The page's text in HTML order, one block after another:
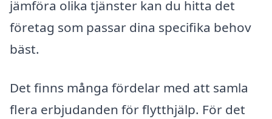
jämföra olika tjänster kan du hitta det
företag som passar dina specifika behov
bäst.
Det finns många fördelar med att samla
flera erbjudanden för flytthjälp. För det